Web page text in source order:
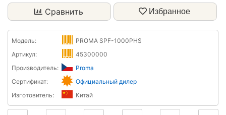
Сравнить Избранное
Модель:
PROMA SPF-1000PHS
Артикул:
45300000
Производитель:
Proma
Сертификат:
Официальный дилер
Изготовитель:
Китай